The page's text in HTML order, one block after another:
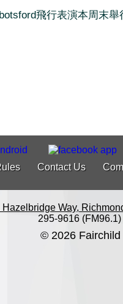
飛行表演本周末
Contact Us
Way,
295-9616 (FM96.1)
© 2026 Fairchild